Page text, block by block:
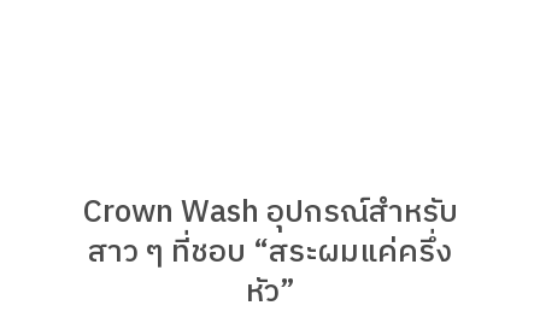
Crown Wash อุปกรณ์สำหรับ
สาว ๆ ที่ชอบ “สระผมแค่ครึ่ง
หัว”